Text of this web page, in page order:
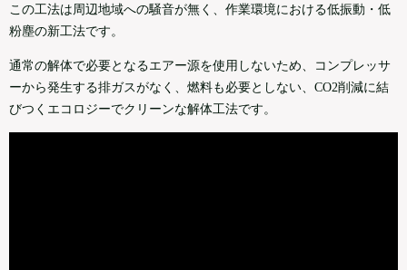
この工法は周辺地域への騒音が無く、作業環境における低振動・低
粉塵の新工法です。
通常の解体で必要となるエアー源を使用しないため、コンプレッサ
ーから発生する排ガスがなく、燃料も必要としない、CO2削減に結
びつくエコロジーでクリーンな解体工法です。